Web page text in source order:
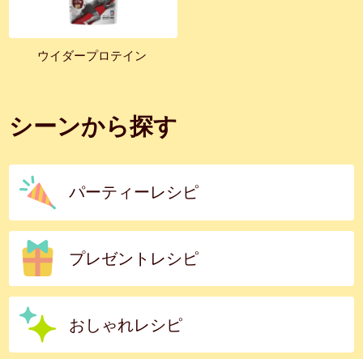
ウイダープロテイン
シーンから探す
パーティーレシピ
プレゼントレシピ
おしゃれレシピ